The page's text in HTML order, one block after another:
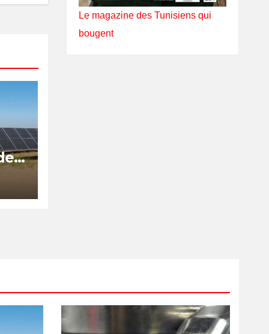
Le magazine des Tunisiens qui
bougent